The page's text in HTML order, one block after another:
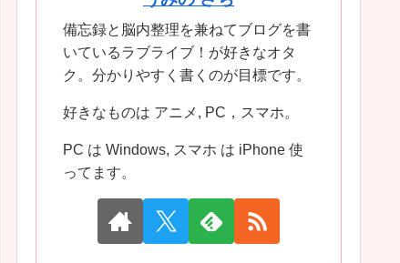
備忘録と脳内整理を兼ねてブログを書
いているラブライブ！が好きなオタ
ク。分かりやすく書くのが目標です。
好きなものは アニメ, PC，スマホ。
PC は Windows, スマホ は iPhone 使
ってます。